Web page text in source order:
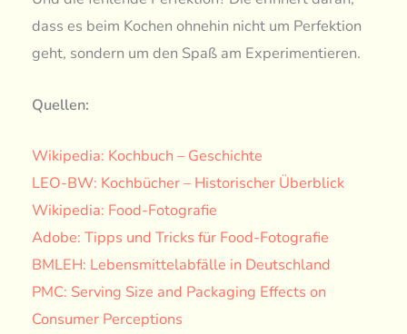
dass es beim Kochen ohnehin nicht um Perfektion
geht, sondern um den Spaß am Experimentieren.
Quellen:
Wikipedia: Kochbuch – Geschichte
LEO-BW: Kochbücher – Historischer Überblick
Wikipedia: Food-Fotografie
Adobe: Tipps und Tricks für Food-Fotografie
BMLEH: Lebensmittelabfälle in Deutschland
PMC: Serving Size and Packaging Effects on
Consumer Perceptions